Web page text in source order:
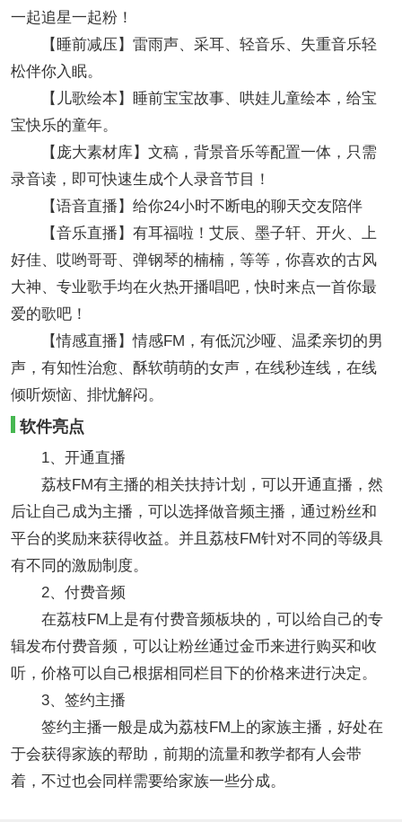
一起追星一起粉！
【睡前减压】雷雨声、采耳、轻音乐、失重音乐轻
松伴你入眠。
【儿歌绘本】睡前宝宝故事、哄娃儿童绘本，给宝
宝快乐的童年。
【庞大素材库】文稿，背景音乐等配置一体，只需
录音读，即可快速生成个人录音节目！
【语音直播】给你24小时不断电的聊天交友陪伴
【音乐直播】有耳福啦！艾辰、墨子轩、开火、上
好佳、哎哟哥哥、弹钢琴的楠楠，等等，你喜欢的古风
大神、专业歌手均在火热开播唱吧，快时来点一首你最
爱的歌吧！
【情感直播】情感FM，有低沉沙哑、温柔亲切的男
声，有知性治愈、酥软萌萌的女声，在线秒连线，在线
倾听烦恼、排忧解闷。
软件亮点
1、开通直播
荔枝FM有主播的相关扶持计划，可以开通直播，然
后让自己成为主播，可以选择做音频主播，通过粉丝和
平台的奖励来获得收益。并且荔枝FM针对不同的等级具
有不同的激励制度。
2、付费音频
在荔枝FM上是有付费音频板块的，可以给自己的专
辑发布付费音频，可以让粉丝通过金币来进行购买和收
听，价格可以自己根据相同栏目下的价格来进行决定。
3、签约主播
签约主播一般是成为荔枝FM上的家族主播，好处在
于会获得家族的帮助，前期的流量和教学都有人会带
着，不过也会同样需要给家族一些分成。